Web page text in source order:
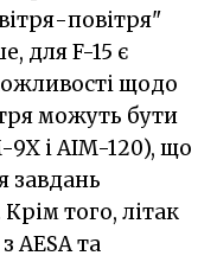
повітря"
для F-15 є
щодо
можуть бути
9X і AIM-120), що
завдань
того, літак
AESA та